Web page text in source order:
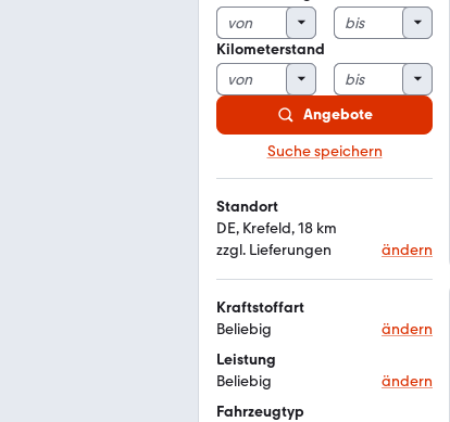
Kilometerstand
Angebote
Suche speichern
Standort
DE, Krefeld, 18 km
zzgl. Lieferungen
ändern
Kraftstoffart
Beliebig
ändern
Leistung
Beliebig
ändern
Fahrzeugtyp